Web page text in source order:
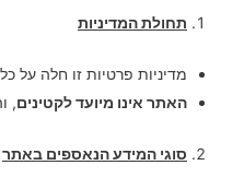
תחולת המדיניות
מדיניות פרטיות זו חלה על
האתר אינו מיועד לקטינים,
סוגי המידע הנאספים באתר